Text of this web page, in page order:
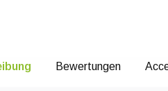
Bewertungen